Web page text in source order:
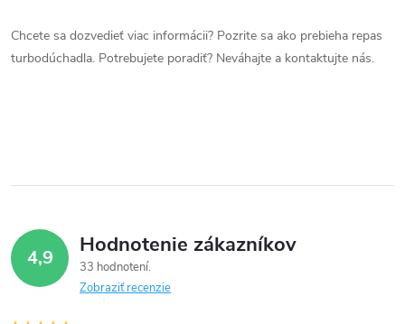
a
r
v
Chcete sa dozvedieť viac informácii? Pozrite sa ako prebieha repas
turbodúchadla. Potrebujete poradiť? Neváhajte a kontaktujte nás.
4,9 Hodnotenie zákazníkov
33 hodnotení
Zobraziť recenzie